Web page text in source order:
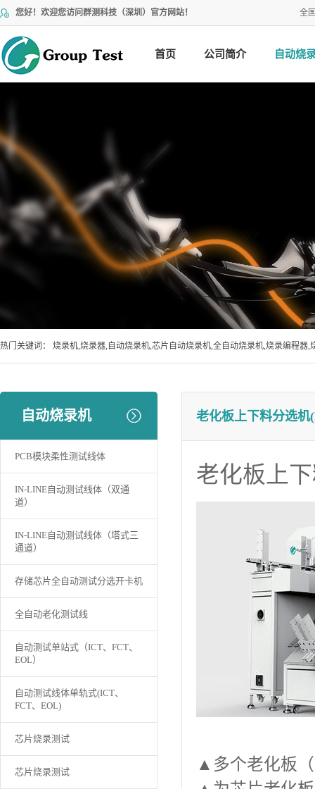
您好！欢迎您访问群测科技（深圳）官方网站！ 全
首页 公司简介 自动烧
热门关键词： 烧录机,烧录器,自动烧录机,芯片自动烧录机,全自动烧录机,烧录编程器,
自动烧录机
PCB模块柔性测试线体
IN-LINE自动测试线体（双通
道）
IN-LINE自动测试线体（塔式三
通道）
存储芯片全自动测试分选开卡机
全自动老化测试线
自动测试单站式（ICT、FCT、
EOL）
自动测试线体单轨式(ICT、
FCT、EOL)
芯片烧录测试
芯片烧录测试
老化板上下料分选机
老化板上
▲多个老化板